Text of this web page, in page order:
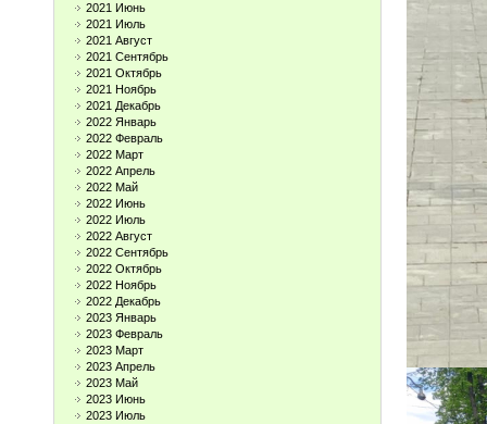
2021 Июнь
2021 Июль
2021 Август
2021 Сентябрь
2021 Октябрь
2021 Ноябрь
2021 Декабрь
2022 Январь
2022 Февраль
2022 Март
2022 Апрель
2022 Май
2022 Июнь
2022 Июль
2022 Август
2022 Сентябрь
2022 Октябрь
2022 Ноябрь
2022 Декабрь
2023 Январь
2023 Февраль
2023 Март
2023 Апрель
2023 Май
2023 Июнь
2023 Июль